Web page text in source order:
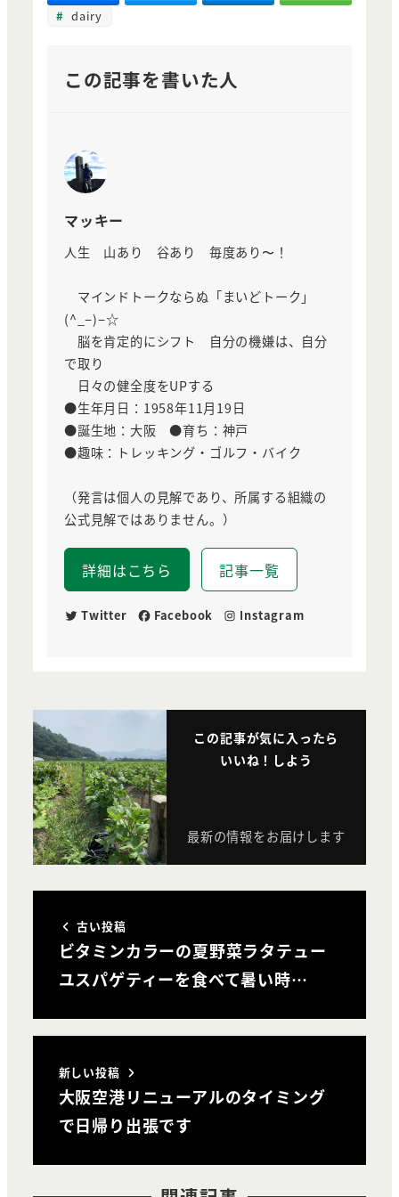
dairy
この記事を書いた人
マッキー
人生 山あり 谷あり 毎度あり〜！
マインドトークならぬ「まいどトーク」
(^_−)−☆
脳を肯定的にシフト 自分の機嫌は、自分
で取り
日々の健全度をUPする
●生年月日：1958年11月19日
●誕生地：大阪 ●育ち：神戸
●趣味：トレッキング・ゴルフ・バイク
（発言は個人の見解であり、所属する組織の
公式見解ではありません。）
詳細はこちら 記事一覧
Twitter Facebook Instagram
この記事が気に入ったら
いいね！しよう
最新の情報をお届けします
古い投稿
ビタミンカラーの夏野菜ラタテュー
ユスパゲティーを食べて暑い時…
新しい投稿
大阪空港リニューアルのタイミング
で日帰り出張です